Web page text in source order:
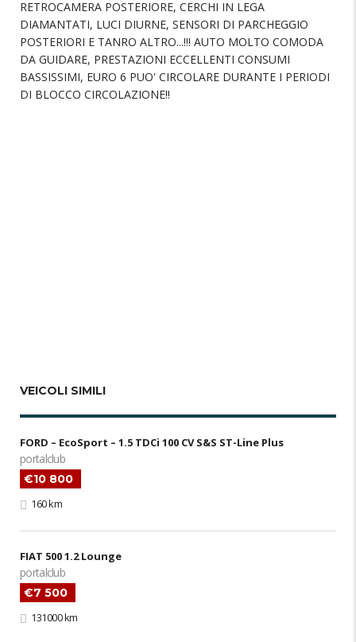
RETROCAMERA POSTERIORE, CERCHI IN LEGA
DIAMANTATI, LUCI DIURNE, SENSORI DI PARCHEGGIO
POSTERIORI E TANRO ALTRO...!!! AUTO MOLTO COMODA
DA GUIDARE, PRESTAZIONI ECCELLENTI CONSUMI
BASSISSIMI, EURO 6 PUO' CIRCOLARE DURANTE I PERIODI
DI BLOCCO CIRCOLAZIONE!!
VEICOLI SIMILI
FORD – EcoSport – 1.5 TDCi 100 CV S&S ST-Line Plus
portalclub
€10 800
160 km
FIAT 500 1.2 Lounge
portalclub
€7 500
131000 km